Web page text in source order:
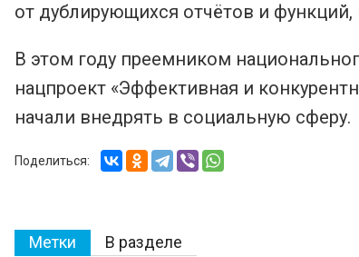
от дублирующихся отчётов и
В этом году преемником
нацпроект «Эффективная и
начали внедрять в социальную сферу.
Поделиться:
Метки В разделе